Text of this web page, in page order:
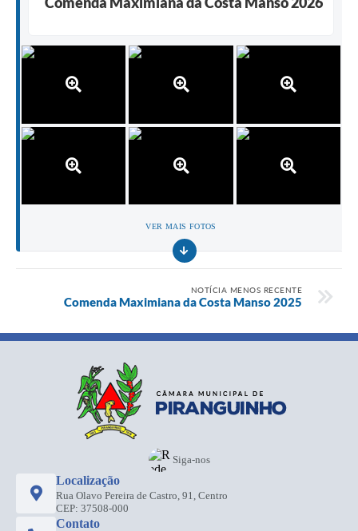
VER MAIS FOTOS
NOTÍCIA MENOS RECENTE
Comenda Maximiana da Costa Manso 2025
Siga-nos
Localização
Rua Olavo Pereira de Castro, 91, Centro
CEP: 37508-000
Contato